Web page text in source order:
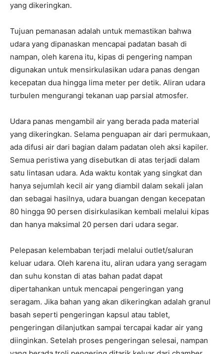
yang dikeringkan.
Tujuan pemanasan adalah untuk memastikan bahwa
udara yang dipanaskan mencapai padatan basah di
nampan, oleh karena itu, kipas di pengering nampan
digunakan untuk mensirkulasikan udara panas dengan
kecepatan dua hingga lima meter per detik. Aliran udara
turbulen mengurangi tekanan uap parsial atmosfer.
Udara panas mengambil air yang berada pada material
yang dikeringkan. Selama penguapan air dari permukaan,
ada difusi air dari bagian dalam padatan oleh aksi kapiler.
Semua peristiwa yang disebutkan di atas terjadi dalam
satu lintasan udara. Ada waktu kontak yang singkat dan
hanya sejumlah kecil air yang diambil dalam sekali jalan
dan sebagai hasilnya, udara buangan dengan kecepatan
80 hingga 90 persen disirkulasikan kembali melalui kipas
dan hanya maksimal 20 persen dari udara segar.
Pelepasan kelembaban terjadi melalui outlet/saluran
keluar udara. Oleh karena itu, aliran udara yang seragam
dan suhu konstan di atas bahan padat dapat
dipertahankan untuk mencapai pengeringan yang
seragam. Jika bahan yang akan dikeringkan adalah granul
basah seperti pengeringan kapsul atau tablet,
pengeringan dilanjutkan sampai tercapai kadar air yang
diinginkan. Setelah proses pengeringan selesai, nampan